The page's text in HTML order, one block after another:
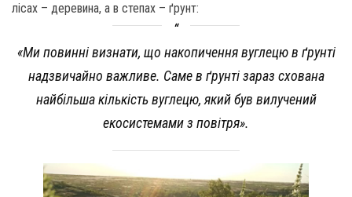
лісах – деревина, а в степах – ґрунт:
«Ми повинні визнати, що накопичення вуглецю в ґрунті
надзвичайно важливе. Саме в ґрунті зараз схована
найбільша кількість вуглецю, який був вилучений
екосистемами з повітря».